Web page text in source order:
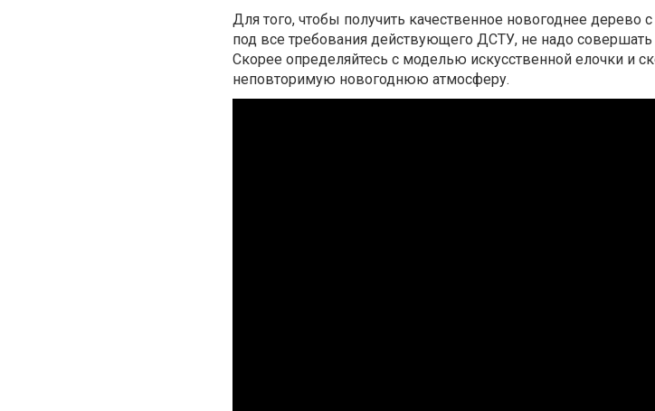
Для того, чтобы получить качественное новогоднее дерево
под все требования действующего ДСТУ, не надо
Скорее определяйтесь с моделью искусственной елочки и
неповторимую новогоднюю атмосферу.